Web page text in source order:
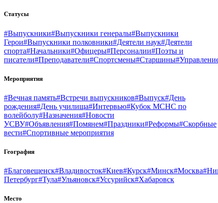
Статусы
#Выпускники#Выпускники генералы#Выпускники
Герои#Выпускники полковники#Деятели наук#Деятели
спорта#Начальники#Офицеры#Персоналии#Поэты и
писатели#Преподаватели#Спортсмены#Старшины
Мероприятия
#Вечная память#Встречи выпускников#Выпуск#День
рождения#День училища#Интервью#Кубок МСНС по
волейболу#Назначения#Новости
УСВУ#Объявления#Помянем#Праздники#Реформы#Скорбные
вести#Спортивные мероприятия
География
#Благовещенск#Владивосток#Киев#Курск#Минск#Москва
Петербург#Тула#Ульяновск#Уссурийск#Хабаровск
Место